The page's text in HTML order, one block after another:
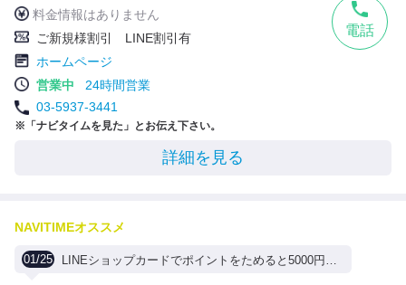
料金情報はありません
ご新規様割引 LINE割引有
ホームページ
営業中
24時間営業
03-5937-3441
※「ナビタイムを見た」とお伝え下さい。
詳細を見る
電話
NAVITIMEオススメ
01/25